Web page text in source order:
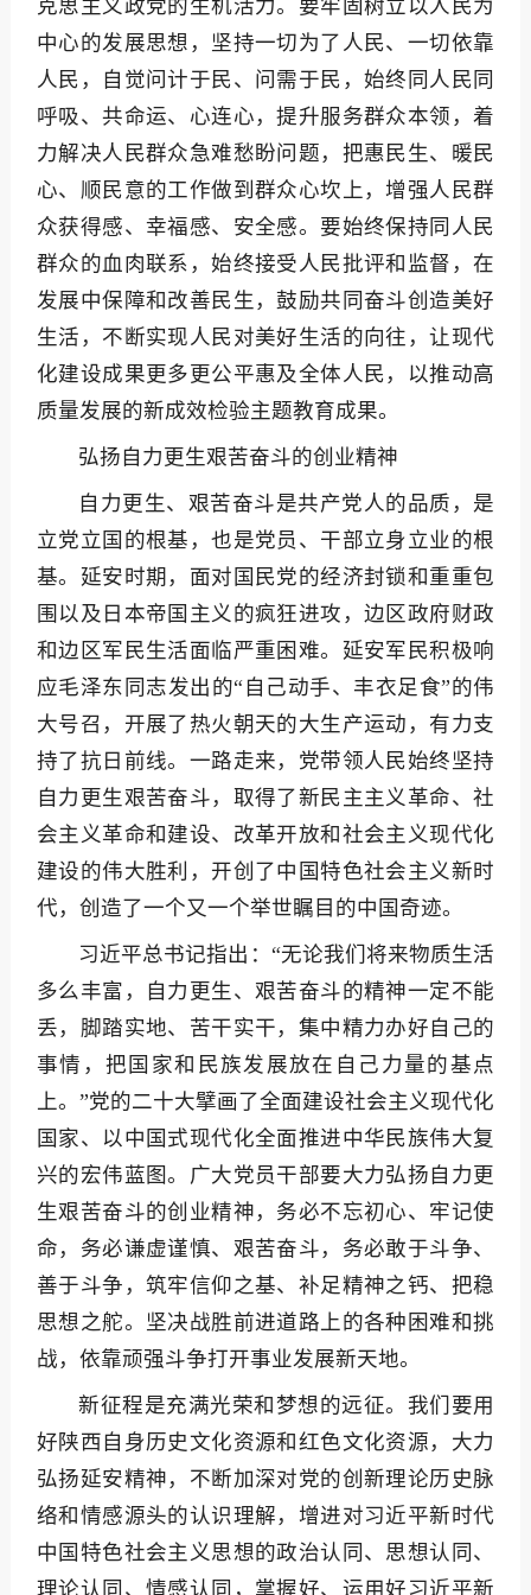
克思主义政党的生机活力。要牢固树立以人民为
中心的发展思想，坚持一切为了人民、一切依靠
人民，自觉问计于民、问需于民，始终同人民同
呼吸、共命运、心连心，提升服务群众本领，着
力解决人民群众急难愁盼问题，把惠民生、暖民
心、顺民意的工作做到群众心坎上，增强人民群
众获得感、幸福感、安全感。要始终保持同人民
群众的血肉联系，始终接受人民批评和监督，在
发展中保障和改善民生，鼓励共同奋斗创造美好
生活，不断实现人民对美好生活的向往，让现代
化建设成果更多更公平惠及全体人民，以推动高
质量发展的新成效检验主题教育成果。
弘扬自力更生艰苦奋斗的创业精神
自力更生、艰苦奋斗是共产党人的品质，是
立党立国的根基，也是党员、干部立身立业的根
基。延安时期，面对国民党的经济封锁和重重包
围以及日本帝国主义的疯狂进攻，边区政府财政
和边区军民生活面临严重困难。延安军民积极响
应毛泽东同志发出的“自己动手、丰衣足食”的伟
大号召，开展了热火朝天的大生产运动，有力支
持了抗日前线。一路走来，党带领人民始终坚持
自力更生艰苦奋斗，取得了新民主主义革命、社
会主义革命和建设、改革开放和社会主义现代化
建设的伟大胜利，开创了中国特色社会主义新时
代，创造了一个又一个举世瞩目的中国奇迹。
习近平总书记指出：“无论我们将来物质生活
多么丰富，自力更生、艰苦奋斗的精神一定不能
丢，脚踏实地、苦干实干，集中精力办好自己的
事情，把国家和民族发展放在自己力量的基点
上。”党的二十大擘画了全面建设社会主义现代化
国家、以中国式现代化全面推进中华民族伟大复
兴的宏伟蓝图。广大党员干部要大力弘扬自力更
生艰苦奋斗的创业精神，务必不忘初心、牢记使
命，务必谦虚谨慎、艰苦奋斗，务必敢于斗争、
善于斗争，筑牢信仰之基、补足精神之钙、把稳
思想之舵。坚决战胜前进道路上的各种困难和挑
战，依靠顽强斗争打开事业发展新天地。
新征程是充满光荣和梦想的远征。我们要用
好陕西自身历史文化资源和红色文化资源，大力
弘扬延安精神，不断加深对党的创新理论历史脉
络和情感源头的认识理解，增进对习近平新时代
中国特色社会主义思想的政治认同、思想认同、
理论认同、情感认同，掌握好、运用好习近平新